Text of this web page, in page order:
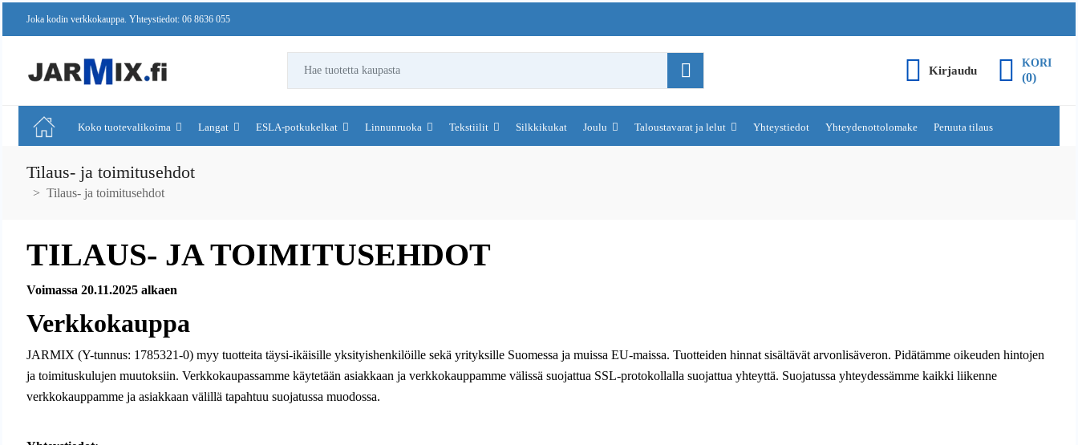
Joka kodin verkkokauppa. Yhteystiedot: 06 8636 055
Kirjaudu
KORI
(0)
Koko tuotevalikoima Langat ESLA-potkukelkat Linnunruoka Tekstiilit Silkkikukat Joulu Taloustavarat ja lelut Yhteystiedot Yhteydenottolomake Peruuta tilaus
Tilaus- ja toimitusehdot
Tilaus- ja toimitusehdot
TILAUS- JA TOIMITUSEHDOT
Voimassa 20.11.2025 alkaen
Verkkokauppa
JARMIX (Y-tunnus: 1785321-0) myy tuotteita täysi-ikäisille yksityishenkilöille sekä yrityksille Suomessa ja muissa EU-maissa. Tuotteiden hinnat sisältävät arvonlisäveron. Pidätämme oikeuden hintojen
ja toimituskulujen muutoksiin. Verkkokaupassamme käytetään asiakkaan ja verkkokauppamme välissä suojattua SSL-protokollalla suojattua yhteyttä. Suojatussa yhteydessämme kaikki liikenne
verkkokauppamme ja asiakkaan välillä tapahtuu suojatussa muodossa.